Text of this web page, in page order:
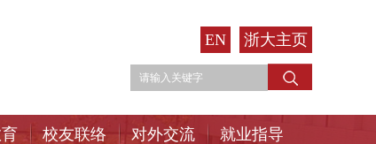
EN 浙大主页
校友联络 对外交流 就业指导